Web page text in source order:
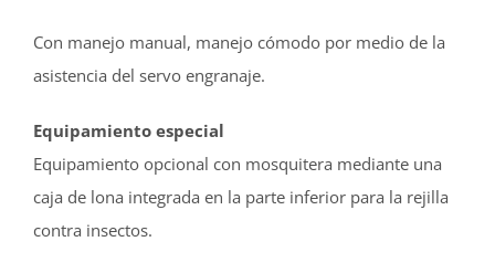
Con manejo manual, manejo cómodo por medio de la
asistencia del servo engranaje.
Equipamiento especial
Equipamiento opcional con mosquitera mediante una
caja de lona integrada en la parte inferior para la rejilla
contra insectos.